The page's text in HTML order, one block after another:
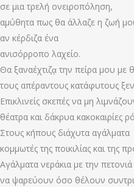
σε μια τρελή ονειροπόληση,
αμύθητα πως θα άλλαζε η ζωή
αν κέρδιζα ένα
ανισόρροπο λαχείο.
Θα ξαναέχτιζᾳ την πείρα μου με
τους απέραντους κατάφυτους
Επικλινείς σκεπές να μη
θέατρα και δάκρυα κακοκαιρίες
Στους κήπους διάχυτα αγάλματα
κομμωτές της ποικιλίας και της
Αγάλματα νεράκια με την
να ψαρεύουν όσο θέλουν